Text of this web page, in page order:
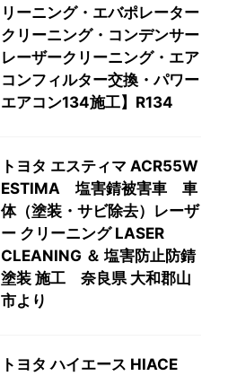
リーニング・エバポレーター
クリーニング・コンデンサー
レーザークリーニング・エア
コンフィルター交換・パワー
エアコン134施工】R134
トヨタ エスティマ ACR55W
ESTIMA 塩害錆被害車 車
体（塗装・サビ除去）レーザ
ー クリーニング LASER
CLEANING ＆ 塩害防止防錆
塗装 施工 奈良県 大和郡山
市より
トヨタ ハイエース HIACE